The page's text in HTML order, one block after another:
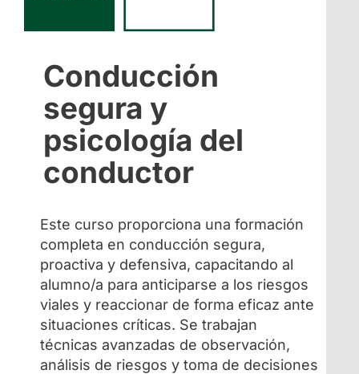
Conducción
segura y
psicología del
conductor
Este curso proporciona una formación
completa en conducción segura,
proactiva y defensiva, capacitando al
alumno/a para anticiparse a los riesgos
viales y reaccionar de forma eficaz ante
situaciones críticas. Se trabajan
técnicas avanzadas de observación,
análisis de riesgos y toma de decisiones